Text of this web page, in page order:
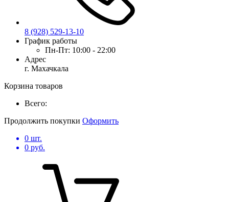
8 (928) 529-13-10
График работы
Пн-Пт: 10:00 - 22:00
Адрес
г. Махачкала
Корзина товаров
Всего:
Продолжить покупки Оформить
0 шт.
0 руб.